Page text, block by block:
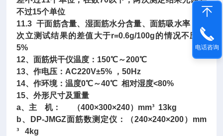
不过15个单位
11.3 干面筋含量、湿面筋水分含量、面筋吸水率：两
次立测试结果的差值大于r=0.6g/100g的情况不应过
5%
12、面筋烘干仪温度：150℃～200℃
13、作电压：AC220V±5% ，50Hz
14、作环境：温度0℃～40℃ 相对湿度<80%
15、外形尺寸及重量
a、主 机： （400×300×240）mm³ 13kg
b、DP-JMGZ面筋数测定仪：（240×240×200）mm
³ 4kg
电话咨询